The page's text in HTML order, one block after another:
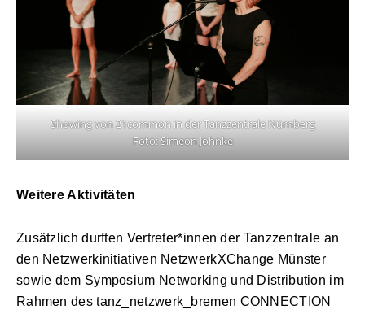
Showing von 21common in der Tanzzentrale Nürnberg
Foto: Simeon Johnke
Weitere Aktivitäten
Zusätzlich durften Vertreter*innen der Tanzzentrale an
den Netzwerkinitiativen NetzwerkXChange Münster
sowie dem Symposium Networking und Distribution im
Rahmen des tanz_netzwerk_bremen CONNECTION